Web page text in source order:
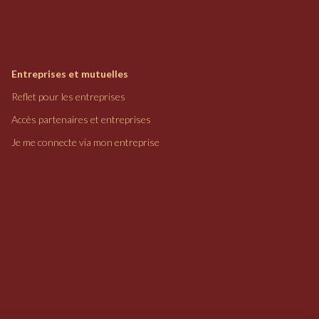
Entreprises et mutuelles
Reflet pour les entreprises
Accès partenaires et entreprises
Je me connecte via mon entreprise